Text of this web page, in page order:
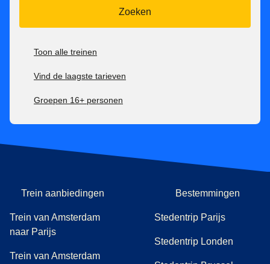
Zoeken
Toon alle treinen
Vind de laagste tarieven
Groepen 16+ personen
Trein aanbiedingen
Trein van Amsterdam
naar Parijs
Trein van Amsterdam
Bestemmingen
Stedentrip Parijs
Stedentrip Londen